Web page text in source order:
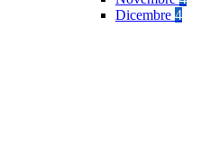
Dicembre 4